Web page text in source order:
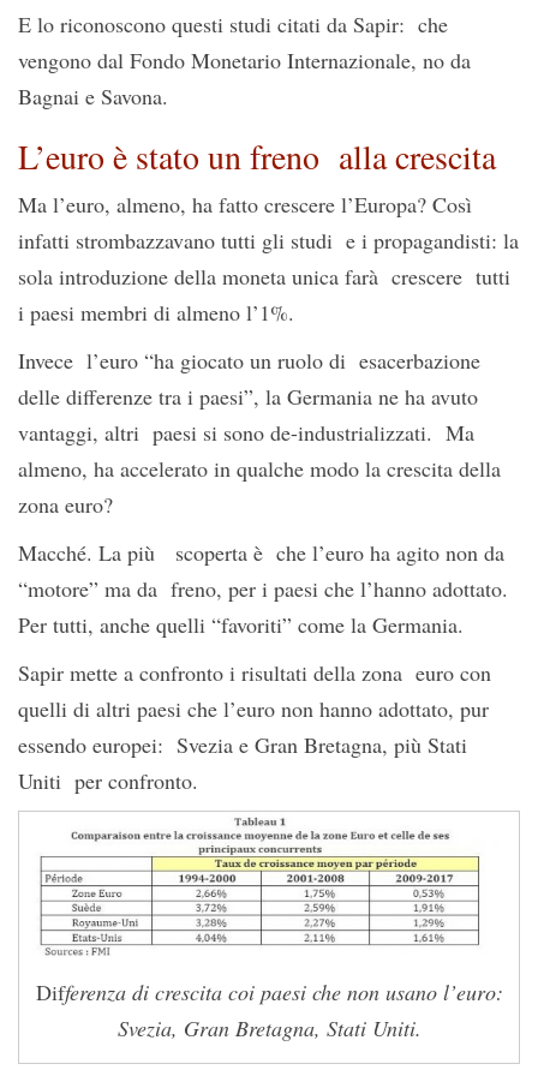
E lo riconoscono questi studi citati da Sapir: che
vengono dal Fondo Monetario Internazionale, no da
Bagnai e Savona.
L’euro è stato un freno alla crescita
Ma l’euro, almeno, ha fatto crescere l’Europa? Così
infatti strombazzavano tutti gli studi e i propagandisti: la
sola introduzione della moneta unica farà crescere tutti
i paesi membri di almeno l’1%.
Invece l’euro “ha giocato un ruolo di esacerbazione
delle differenze tra i paesi”, la Germania ne ha avuto
vantaggi, altri paesi si sono de-industrializzati. Ma
almeno, ha accelerato in qualche modo la crescita della
zona euro?
Macché. La più scoperta è che l’euro ha agito non da
“motore” ma da freno, per i paesi che l’hanno adottato.
Per tutti, anche quelli “favoriti” come la Germania.
Sapir mette a confronto i risultati della zona euro con
quelli di altri paesi che l’euro non hanno adottato, pur
essendo europei: Svezia e Gran Bretagna, più Stati
Uniti per confronto.
Differenza di crescita coi paesi che non usano l’euro:
Svezia, Gran Bretagna, Stati Uniti.